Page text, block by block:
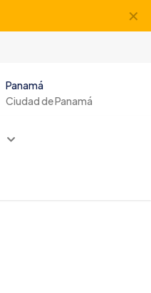
✕
Panamá
Ciudad de Panamá